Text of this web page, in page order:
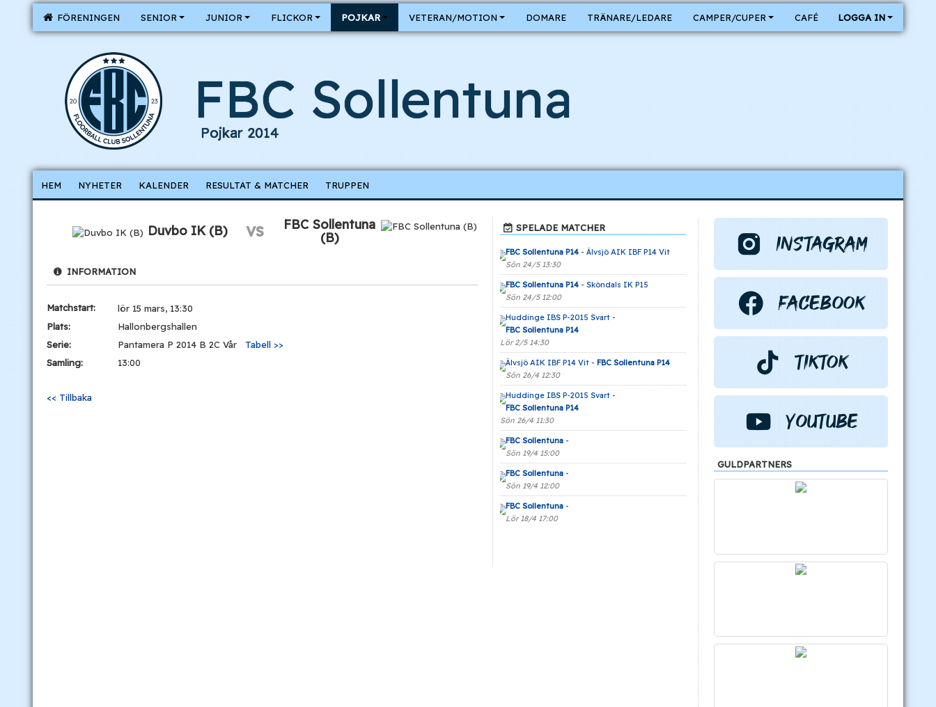
FÖRENINGEN SENIOR JUNIOR FLICKOR POJKAR VETERAN/MOTION DOMARE TRÄNARE/LEDARE CAMPER/CUPER CAFÉ LOGGA IN
FBC Sollentuna
Pojkar 2014
HEM NYHETER KALENDER RESULTAT & MATCHER TRUPPEN
Duvbo IK (B) vs
FBC Sollentuna
(B)
INFORMATION
Matchstart:
lör 15 mars, 13:30
Plats:
Hallonbergshallen
Serie:
Pantamera P 2014 B 2C Vår Tabell >>
Samling:
13:00
<< Tillbaka
SPELADE MATCHER
FBC Sollentuna P14- Älvsjö AIK IBF P14 Vit
Sön 24/5 13:30
FBC Sollentuna P14- Sköndals IK P15
Sön 24/5 12:00
Huddinge IBS P-2015 Svart -
FBC Sollentuna P14
Lör 2/5 14:30
Älvsjö AIK IBF P14 Vit - FBC Sollentuna P14
Sön 26/4 12:30
Huddinge IBS P-2015 Svart -
FBC Sollentuna P14
Sön 26/4 11:30
FBC Sollentuna-
Sön 19/4 15:00
FBC Sollentuna-
Sön 19/4 12:00
FBC Sollentuna-
Lör 18/4 17:00
GULDPARTNERS